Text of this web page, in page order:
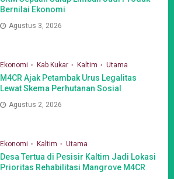
Bernilai Ekonomi
Agustus 3, 2026
Ekonomi Kab Kukar Kaltim Utama
M4CR Ajak Petambak Urus Legalitas
Lewat Skema Perhutanan Sosial
Agustus 2, 2026
Ekonomi Kaltim Utama
Desa Tertua di Pesisir Kaltim Jadi Lokasi
Prioritas Rehabilitasi Mangrove M4CR